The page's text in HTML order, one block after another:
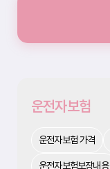
운전자보험
운전자보험 가격
운전자보험보장내용
고
나
사
적
책